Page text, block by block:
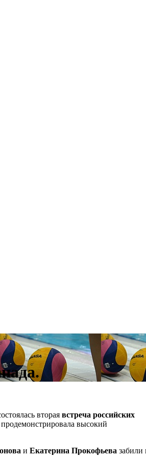
вторая встреча российских
высокий
и Екатерина Прокофьева забили